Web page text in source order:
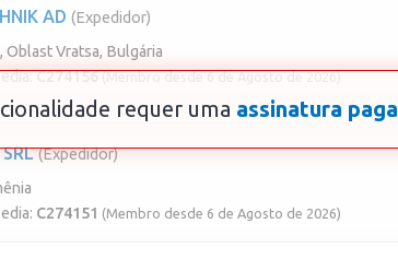
AD (Expedidor)
Oblast Vratsa, Bulgária
C274156 (Membro desde 6 de Agosto de 2026)
(Expedidor)
C274151 (Membro desde 6 de Agosto de 2026)
requer uma assinatura paga